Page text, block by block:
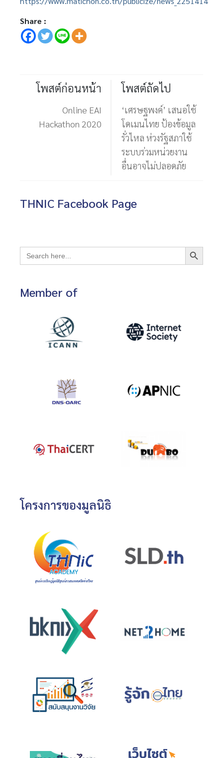
Share :
โพสต์ก่อนหน้า
Online EAI
Hackathon 2020
โพสต์ถัดไป
‘เศรษฐพงค์’ เสนอใช้
โดเมนไทย ป้องข้อมูล
รั่วไหล ห่วงรัฐสภาใช้
ระบบร่วมหน่วยงาน
อื่นอาจไม่ปลอดภัย
THNIC Facebook Page
Search
for:
Search Button
Member of
โครงการของมูลนิธิ